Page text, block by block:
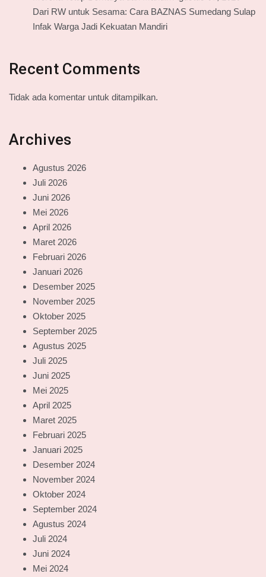
Dari RW untuk Sesama: Cara BAZNAS Sumedang Sulap
Infak Warga Jadi Kekuatan Mandiri
Recent Comments
Tidak ada komentar untuk ditampilkan.
Archives
Agustus 2026
Juli 2026
Juni 2026
Mei 2026
April 2026
Maret 2026
Februari 2026
Januari 2026
Desember 2025
November 2025
Oktober 2025
September 2025
Agustus 2025
Juli 2025
Juni 2025
Mei 2025
April 2025
Maret 2025
Februari 2025
Januari 2025
Desember 2024
November 2024
Oktober 2024
September 2024
Agustus 2024
Juli 2024
Juni 2024
Mei 2024